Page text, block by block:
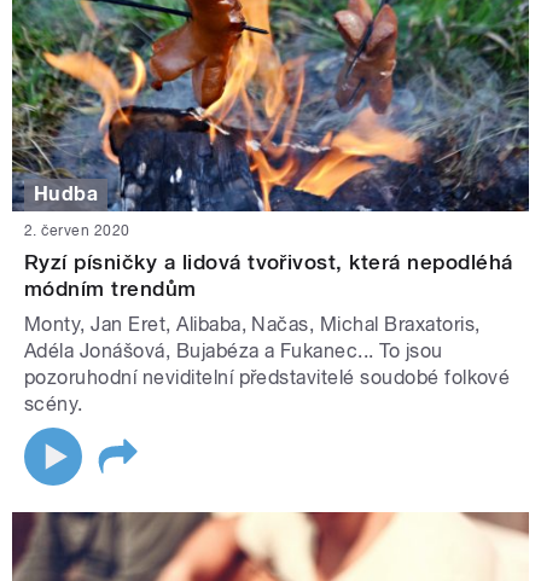
Hudba
2. červen 2020
Ryzí písničky a lidová tvořivost, která nepodléhá
módním trendům
Monty, Jan Eret, Alibaba, Načas, Michal Braxatoris,
Adéla Jonášová, Bujabéza a Fukanec... To jsou
pozoruhodní neviditelní představitelé soudobé folkové
scény.